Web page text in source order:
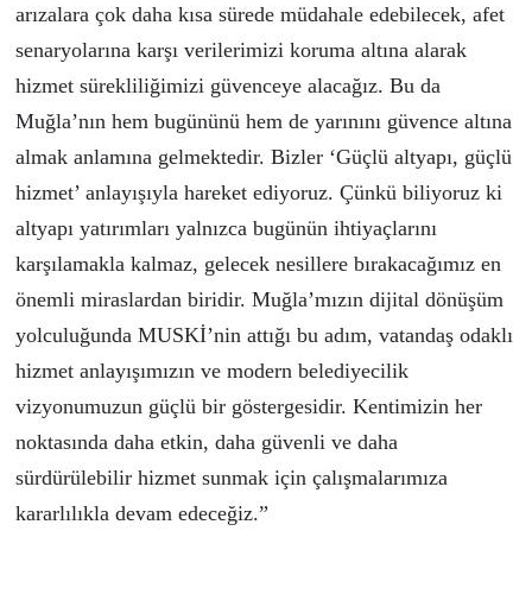
arızalara çok daha kısa sürede müdahale edebilecek, afet
senaryolarına karşı verilerimizi koruma altına alarak
hizmet sürekliliğimizi güvenceye alacağız. Bu da
Muğla’nın hem bugününü hem de yarınını güvence altına
almak anlamına gelmektedir. Bizler ‘Güçlü altyapı, güçlü
hizmet’ anlayışıyla hareket ediyoruz. Çünkü biliyoruz ki
altyapı yatırımları yalnızca bugünün ihtiyaçlarını
karşılamakla kalmaz, gelecek nesillere bırakacağımız en
önemli miraslardan biridir. Muğla’mızın dijital dönüşüm
yolculuğunda MUSKİ’nin attığı bu adım, vatandaş odaklı
hizmet anlayışımızın ve modern belediyecilik
vizyonumuzun güçlü bir göstergesidir. Kentimizin her
noktasında daha etkin, daha güvenli ve daha
sürdürülebilir hizmet sunmak için çalışmalarımıza
kararlılıkla devam edeceğiz.”